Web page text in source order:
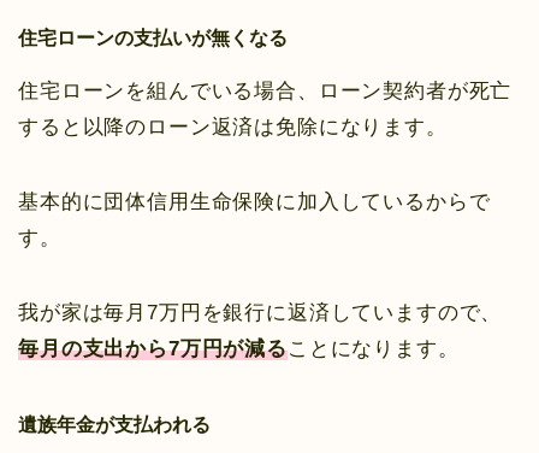
住宅ローンの支払いが無くなる
住宅ローンを組んでいる場合、ローン契約者が死亡
すると以降のローン返済は免除になります。
基本的に団体信用生命保険に加入しているからで
す。
我が家は毎月7万円を銀行に返済していますので、
毎月の支出から7万円が減ることになります。
遺族年金が支払われる